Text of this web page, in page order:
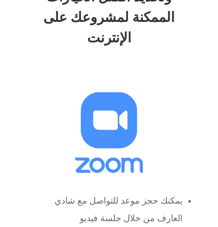
الممكنة لمشروعك على
الإنترنت
يمكنك حجز موعد للتواصل مع شادي
العارف من خلال جلسة فيديو